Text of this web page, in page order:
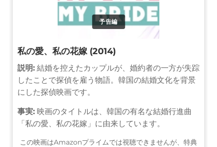
予告編
私の愛、私の花嫁 (2014)
説明: 結婚を控えたカップルが、婚約者の一方が失踪
したことで探偵を雇う物語。韓国の結婚文化を背景
にした探偵映画です。
事実: 映画のタイトルは、韓国の有名な結婚行進曲
「私の愛、私の花嫁」に由来しています。
この映画はAmazonプライムでは視聴できませんが、特典